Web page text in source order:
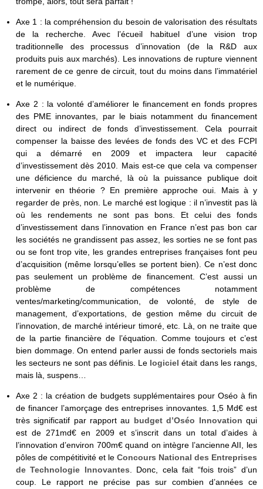
Axe 1 : la compréhension du besoin de valorisation des résultats
de la recherche. Avec l’écueil habituel d’une vision trop
traditionnelle des processus d’innovation (de la R&D aux
produits puis aux marchés). Les innovations de rupture viennent
rarement de ce genre de circuit, tout du moins dans l’immatériel
et le numérique.
Axe 2 : la volonté d’améliorer le financement en fonds propres
des PME innovantes, par le biais notamment du financement
direct ou indirect de fonds d’investissement. Cela pourrait
compenser la baisse des levées de fonds des VC et des FCPI
qui a démarré en 2009 et impactera leur capacité
d’investissement dès 2010. Mais est-ce que cela va compenser
une déficience du marché, là où la puissance publique doit
intervenir en théorie ? En première approche oui. Mais à y
regarder de près, non. Le marché est logique : il n’investit pas là
où les rendements ne sont pas bons. Et celui des fonds
d’investissement dans l’innovation en France n’est pas bon car
les sociétés ne grandissent pas assez, les sorties ne se font pas
ou se font trop vite, les grandes entreprises françaises font peu
d’acquisition (même lorsqu’elles se portent bien). Ce n’est donc
pas seulement un problème de financement. C’est aussi un
problème de compétences notamment
ventes/marketing/communication, de volonté, de style de
management, d’exportations, de gestion même du circuit de
l’innovation, de marché intérieur timoré, etc. Là, on ne traite que
de la partie financière de l’équation. Comme toujours et c’est
bien dommage. On entend parler aussi de fonds sectoriels mais
les secteurs ne sont pas définis. Le logiciel était dans les rangs,
mais là, suspens…
Axe 2 : la création de budgets supplémentaires pour Oséo à fin
de financer l’amorçage des entreprises innovantes. 1,5 Md€ est
très significatif par rapport au budget d’Oséo Innovation qui
est de 271md€ en 2009 et s’inscrit dans un total d’aides à
l’innovation d’environ 700m€ quand on intègre l’ancienne AII, les
pôles de compétitivité et le Concours National des Entreprises
de Technologie Innovantes . Donc, cela fait “fois trois” d’un
coup. Le rapport ne précise pas sur combien d’années ce